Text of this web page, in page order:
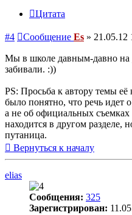
Цитата
#4 Сообщение Es » 21.05.12
Мы в школе давным-давно на
забивали. :))
PS: Просьба к автору темы
было понятно, что речь
а не об официальных съемках
находится в другом разделе,
путаница.
Вернуться к началу
elias
Сообщения: 325
Зарегистрирован: